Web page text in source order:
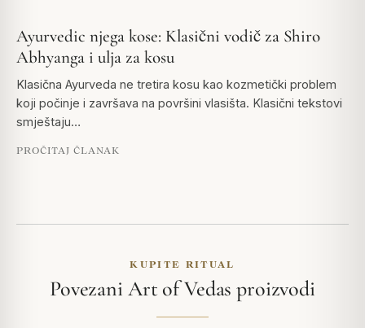
Ayurvedic njega kose: Klasični vodič za Shiro
Abhyanga i ulja za kosu
Klasična Ayurveda ne tretira kosu kao kozmetički problem
koji počinje i završava na površini vlasišta. Klasični tekstovi
smještaju…
PROČITAJ ČLANAK
KUPITE RITUAL
Povezani Art of Vedas proizvodi